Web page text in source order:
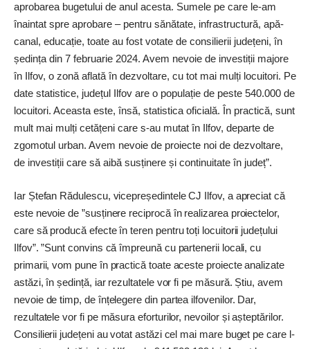
aprobarea bugetului de anul acesta. Sumele pe care le-am
înaintat spre aprobare – pentru sănătate, infrastructură, apă-
canal, educație, toate au fost votate de consilierii județeni, în
ședința din 7 februarie 2024. Avem nevoie de investiții majore
în Ilfov, o zonă aflată în dezvoltare, cu tot mai mulți locuitori. Pe
date statistice, județul Ilfov are o populație de peste 540.000 de
locuitori. Aceasta este, însă, statistica oficială. În practică, sunt
mult mai mulți cetățeni care s-au mutat în Ilfov, departe de
zgomotul urban. Avem nevoie de proiecte noi de dezvoltare,
de investiții care să aibă susținere și continuitate în județ”.
Iar Ștefan Rădulescu, vicepreședintele CJ Ilfov, a apreciat că
este nevoie de ”susținere reciprocă în realizarea proiectelor,
care să producă efecte în teren pentru toți locuitorii județului
Ilfov”. ”Sunt convins că împreună cu partenerii locali, cu
primarii, vom pune în practică toate aceste proiecte analizate
astăzi, în ședință, iar rezultatele vor fi pe măsură. Știu, avem
nevoie de timp, de înțelegere din partea ilfovenilor. Dar,
rezultatele vor fi pe măsura eforturilor, nevoilor și așteptărilor.
Consilierii județeni au votat astăzi cel mai mare buget pe care l-